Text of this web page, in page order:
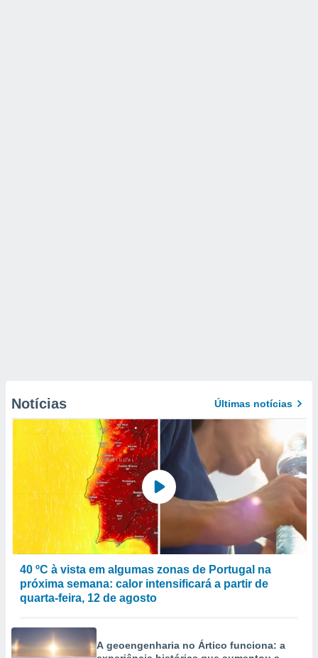
Notícias Últimas notícias
40 ºC à vista em algumas zonas de Portugal na
próxima semana: calor intensificará a partir de
quarta-feira, 12 de agosto
A geoengenharia no Ártico funciona: a